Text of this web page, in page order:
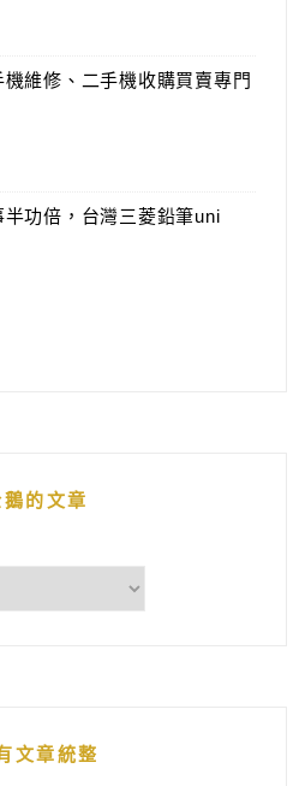
維修、二手機收購買賣專門
功倍，台灣三菱鉛筆uni
鵝的文章
文章統整